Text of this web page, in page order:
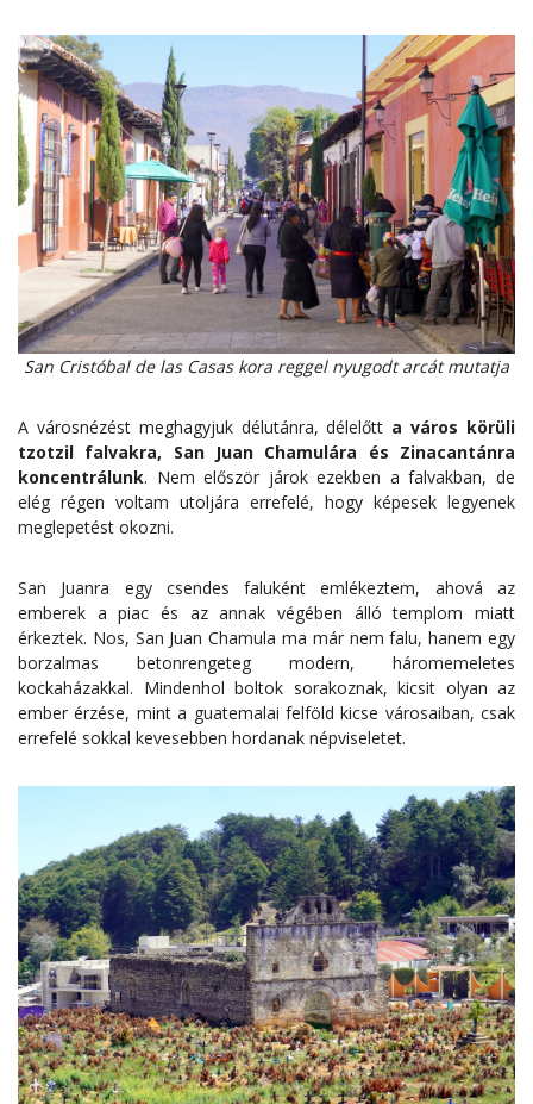
San Cristóbal de las Casas kora reggel nyugodt arcát mutatja
A városnézést meghagyjuk délutánra, délelőtt a város körüli
tzotzil falvakra, San Juan Chamulára és Zinacantánra
koncentrálunk. Nem először járok ezekben a falvakban, de
elég régen voltam utoljára errefelé, hogy képesek legyenek
meglepetést okozni.
San Juanra egy csendes faluként emlékeztem, ahová az
emberek a piac és az annak végében álló templom miatt
érkeztek. Nos, San Juan Chamula ma már nem falu, hanem egy
borzalmas betonrengeteg modern, háromemeletes
kockaházakkal. Mindenhol boltok sorakoznak, kicsit olyan az
ember érzése, mint a guatemalai felföld kicse városaiban, csak
errefelé sokkal kevesebben hordanak népviseletet.